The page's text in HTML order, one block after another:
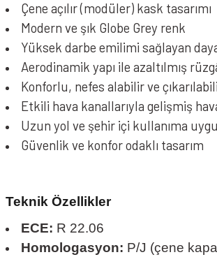
Çene açılır (modüler) kask tasarımı
Modern ve şık Globe Grey renk
Yüksek darbe emilimi sağlayan
Aerodinamik yapı ile azaltılmış
Konforlu, nefes alabilir ve
Etkili hava kanallarıyla gelişmiş
Uzun yol ve şehir içi kullanıma
Güvenlik ve konfor odaklı tasarım
Teknik Özellikler
ECE: R 22.06
Homologasyon: P/J (çene